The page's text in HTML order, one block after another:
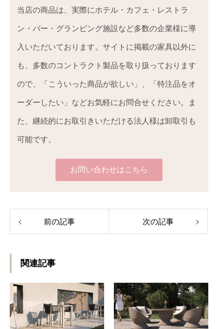
当店の商品は、実際にホテル・カフェ・レストラ
ン・バー・グランピング施設など多数の企業様に導
入いただいております。サイトに掲載の家具以外に
も、多数のコントラクト製品を取り扱っております
ので、「こういった商品が欲しい」、「特注品をオ
ーダーしたい」などお気軽にお問合せください。ま
た、継続的にお取引きいただける法人様は卸取引も
可能です。
お問い合わせはこちら
前の記事 次の記事
関連記事